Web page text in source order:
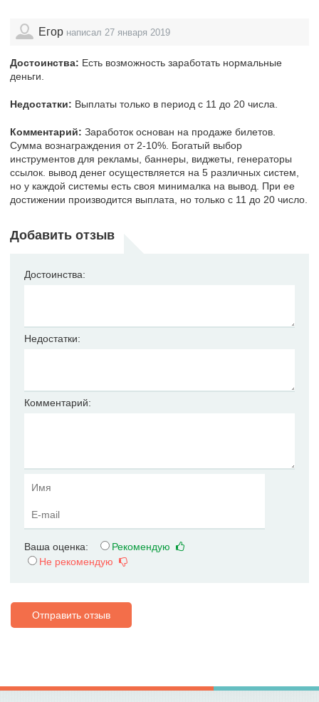
Егор написал 27 января 2019
Достоинства: Есть возможность заработать нормальные
деньги.
Недостатки: Выплаты только в период с 11 до 20 числа.
Комментарий: Заработок основан на продаже билетов.
Сумма вознаграждения от 2-10%. Богатый выбор
инструментов для рекламы, баннеры, виджеты, генераторы
ссылок. вывод денег осуществляется на 5 различных систем,
но у каждой системы есть своя минималка на вывод. При ее
достижении производится выплата, но только с 11 до 20 число.
Добавить отзыв
Достоинства:
Недостатки:
Комментарий:
Ваша оценка:
Рекомендую
Не рекомендую
Отправить отзыв